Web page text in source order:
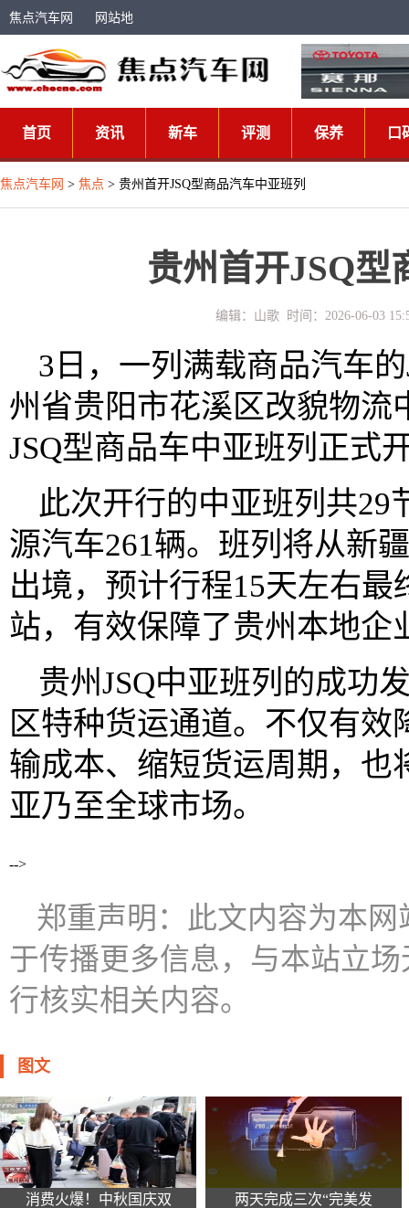
焦点汽车网 网站地
首页 资讯 新车 评测 保养 口
焦点汽车网 > 焦点 > 贵州首开JSQ型商品汽车中亚班列
贵州首开JSQ型
编辑：山歌 时间：2026-06-03
3日，一列满载商品汽车
州省贵阳市花溪区改貌物流
JSQ型商品车中亚班列正式
此次开行的中亚班列共29
源汽车261辆。班列将从新
出境，预计行程15天左右
站，有效保障了贵州本地企
贵州JSQ中亚班列的成功
区特种货运通道。不仅有
输成本、缩短货运周期，也
亚乃至全球市场。
-->
郑重声明：此文内容为本
于传播更多信息，与本站立
行核实相关内容。
图文
消费火爆！中秋国庆双 两天完成三次“完美发